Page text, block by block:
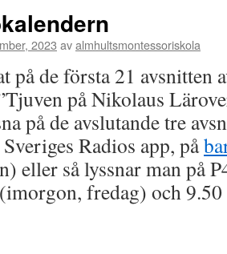
2023 avalmhultsmontessoriskola
på de första 21 avsnitten
på Nikolaus
på de avslutande tre
Radios app, på
eller så lyssnar man på
fredag) och 9.50